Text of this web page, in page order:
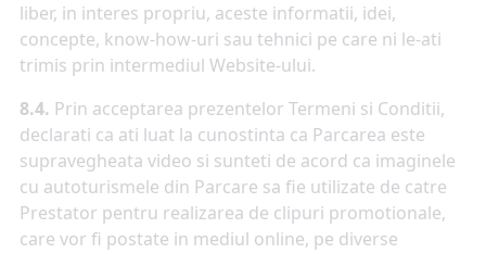
liber, in interes propriu, aceste informatii, idei,
concepte, know-how-uri sau tehnici pe care ni le-ati
trimis prin intermediul Website-ului.
8.4. Prin acceptarea prezentelor Termeni si Conditii,
declarati ca ati luat la cunostinta ca Parcarea este
supravegheata video si sunteti de acord ca imaginele
cu autoturismele din Parcare sa fie utilizate de catre
Prestator pentru realizarea de clipuri promotionale,
care vor fi postate in mediul online, pe diverse